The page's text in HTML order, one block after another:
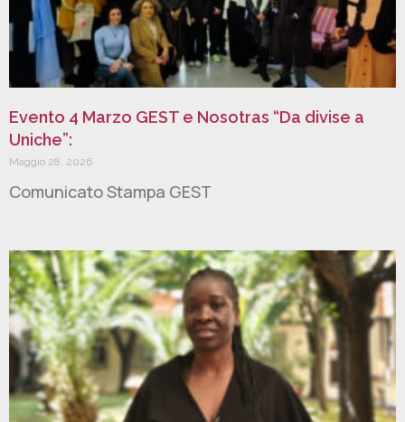
Evento 4 Marzo GEST e Nosotras “Da divise a
Uniche”:
Maggio 28, 2026
Comunicato Stampa GEST